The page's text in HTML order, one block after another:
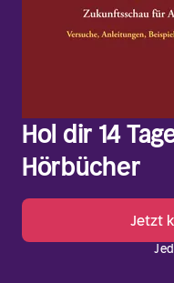
Hol dir 14
Hörbücher
Jetzt